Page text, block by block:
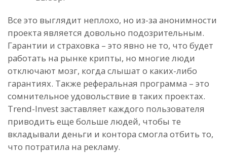
Все это выглядит неплохо, но из-за анонимности
проекта является довольно подозрительным.
Гарантии и страховка – это явно не то, что будет
работать на рынке крипты, но многие люди
отключают мозг, когда слышат о каких-либо
гарантиях. Также реферальная программа – это
сомнительное удовольствие в таких проектах.
Trend-Invest заставляет каждого пользователя
приводить еще больше людей, чтобы те
вкладывали деньги и контора смогла отбить то,
что потратила на рекламу.